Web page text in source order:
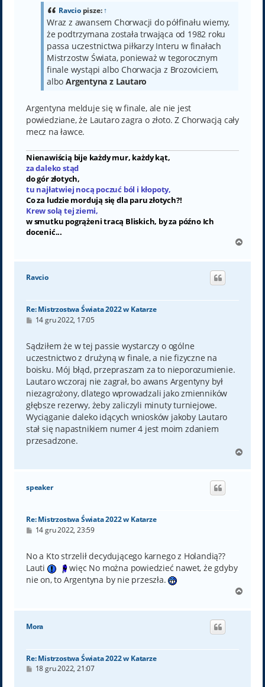
Ravciopisze:↑
Wraz z awansem Chorwacji do półfinału wiemy,
że podtrzymana została trwająca od 1982 roku
passa uczestnictwa piłkarzy Interu w finałach
Mistrzostw Świata, ponieważ w tegorocznym
finale wystąpi albo Chorwacja z Brozoviciem,
albo Argentyna z Lautaro
Argentyna melduje się w finale, ale nie jest
powiedziane, że Lautaro zagra o złoto. Z Chorwacją cały
mecz na ławce.
Nienawiścią bije każdy mur, każdy kąt,
za daleko stąd
do gór złotych,
tu najłatwiej nocą poczuć ból i kłopoty,
Co za ludzie mordują się dla paru złotych?!
Krew solą tej ziemi,
w smutku pogrążeni tracą Bliskich, by za późno Ich
docenić...
g
Ravcio
Re: Mistrzostwa Świata 2022 w Katarze
P
t
14 gru 2022, 17:05
Sądziłem że w tej passie wystarczy o ogólne
uczestnictwo z drużyną w finale, a nie fizyczne na
boisku. Mój błąd, przepraszam za to nieporozumienie.
Lautaro wczoraj nie zagrał, bo awans Argentyny był
niezagrożony, dlatego wprowadzali jako zmienników
głębsze rezerwy, żeby zaliczyli minuty turniejowe.
Wyciąganie daleko idących wniosków jakoby Lautaro
stał się napastnikiem numer 4 jest moim zdaniem
przesadzone.
g
speaker
Re: Mistrzostwa Świata 2022 w Katarze
P
t
14 gru 2022, 23:59
No a Kto strzelił decydującego karnego z Holandią??
Lauti
więc No można powiedzieć nawet, że gdyby
nie on, to Argentyna by nie przeszła.
g
Mora
Re: Mistrzostwa Świata 2022 w Katarze
P18 gru 2022, 21:07